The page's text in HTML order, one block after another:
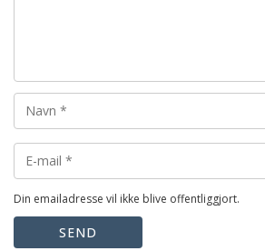
Din emailadresse vil ikke blive offentliggjort.
SEND